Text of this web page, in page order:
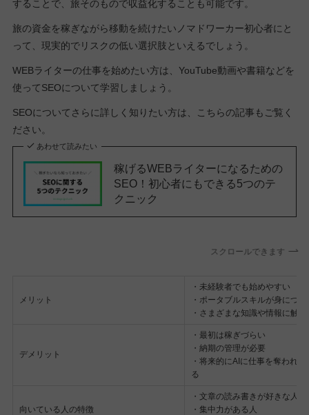
することで、旅そのもので収益化することも可能です。
旅の資金を稼ぎながら移動を続けたいノマドワーカー初心者にと
って、現実的でリスクの低い選択肢といえるでしょう。
WEBライターの仕事を始めたい方は、YouTube動画や書籍などを
使ってSEOについて学習しましょう。
SEOについてさらに詳しく知りたい方は、こちらの記事もご覧く
ださい。
あわせて読みたい
稼げるWEBライターになるための
SEO！初心者にもできる5つのテ
クニック
スクロールできます
メリット
・未経験者でも始めやすい
・ポータブルスキルが身につく
・さまざまな知識や情報に触
デメリット
・最初は稼ぎづらい
・納期の管理が必要
・将来的にAIに仕事を奪われ
る
向いている人の特徴
・文章の読み書きが好きな人
・集中力がある人